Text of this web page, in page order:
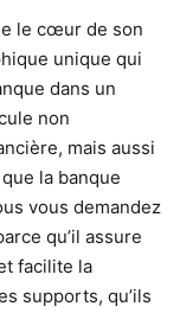
le cœur de son
unique qui
dans un
non
mais aussi
la banque
vous demandez
qu’il assure
facilite la
supports, qu’ils